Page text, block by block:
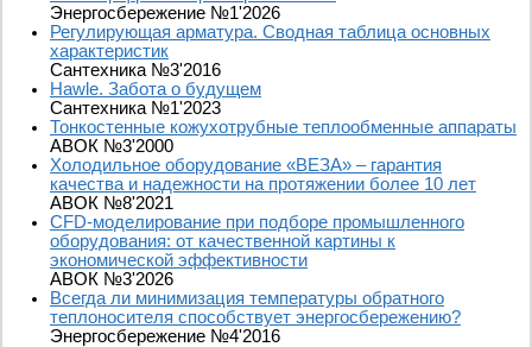
Энергосбережение №1'2026
Регулирующая арматура. Сводная таблица основных
характеристик
Сантехника №3'2016
Hawle. Забота о будущем
Сантехника №1'2023
Тонкостенные кожухотрубные теплообменные аппараты
АВОК №3'2000
Холодильное оборудование «ВЕЗА» – гарантия
качества и надежности на протяжении более 10 лет
АВОК №8'2021
CFD-моделирование при подборе промышленного
оборудования: от качественной картины к
экономической эффективности
АВОК №3'2026
Всегда ли минимизация температуры обратного
теплоносителя способствует энергосбережению?
Энергосбережение №4'2016